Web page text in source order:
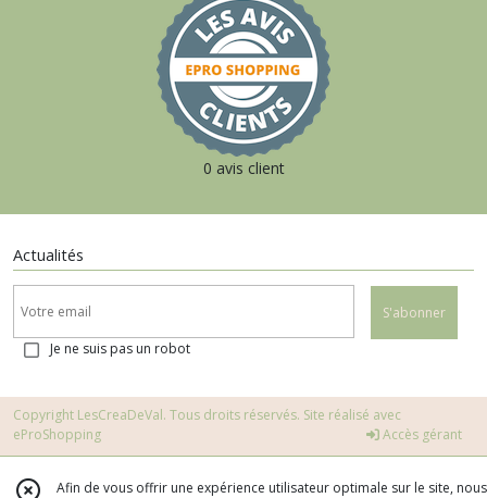
0 avis client
Actualités
S'abonner
Je ne suis pas un robot
Copyright LesCreaDeVal. Tous droits réservés. Site réalisé avec
eProShopping
Accès gérant
Afin de vous offrir une expérience utilisateur optimale sur le site, nous